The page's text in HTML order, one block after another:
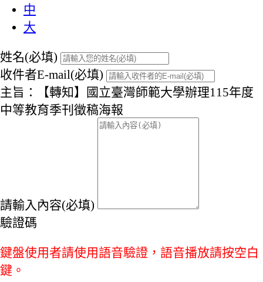
中
大
姓名(必填)
收件者E-mail(必填)
主旨：【轉知】國立臺灣師範大學辦理115年度
中等教育季刊徵稿海報
請輸入內容(必填)
驗證碼
鍵盤使用者請使用語音驗證，語音播放請按空白
鍵。